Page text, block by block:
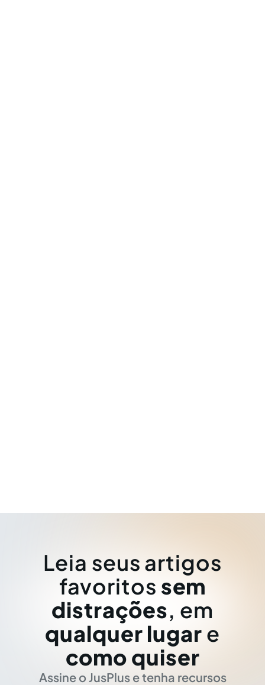
Leia seus artigos
favoritos sem
distrações, em
qualquer lugar e
como quiser
Assine o JusPlus e tenha recursos